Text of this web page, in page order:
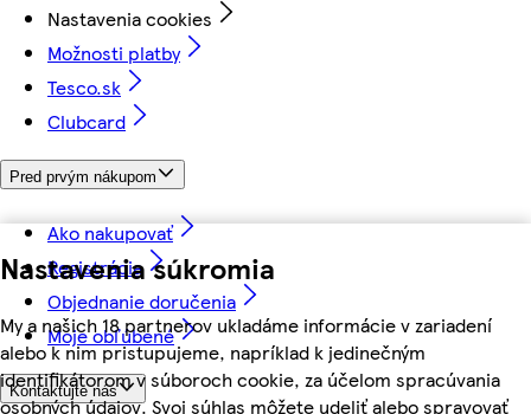
Nastavenia súkromia
My a našich 18 partnerov ukladáme informácie v zariadení
alebo k nim pristupujeme, napríklad k jedinečným
identifikátorom v súboroch cookie, za účelom spracúvania
osobných údajov. Svoj súhlas môžete udeliť alebo spravovať
Nastavenia cookies
Možnosti platby
Tesco.sk
Clubcard
Pred prvým nákupom
Ako nakupovať
Registrácia
Objednanie doručenia
Moje obľúbené
Kontaktujte nás